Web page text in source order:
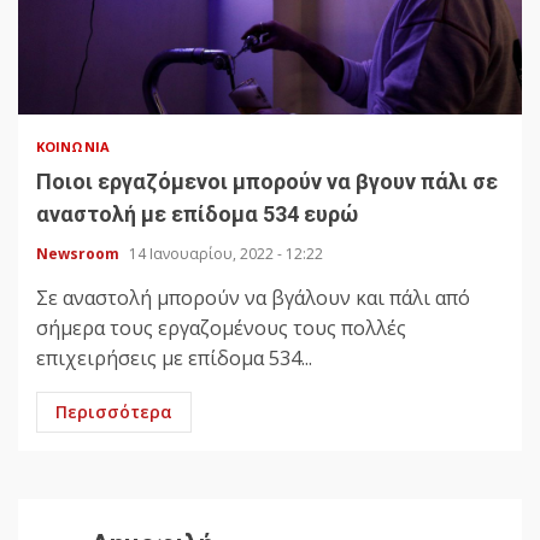
ΚΟΙΝΩΝΊΑ
Ποιοι εργαζόμενοι μπορούν να βγουν πάλι σε
αναστολή με επίδομα 534 ευρώ
Newsroom 14 Ιανουαρίου, 2022 - 12:22
Σε αναστολή μπορούν να βγάλουν και πάλι από
σήμερα τους εργαζομένους τους πολλές
επιχειρήσεις με επίδομα 534...
Περισσότερα